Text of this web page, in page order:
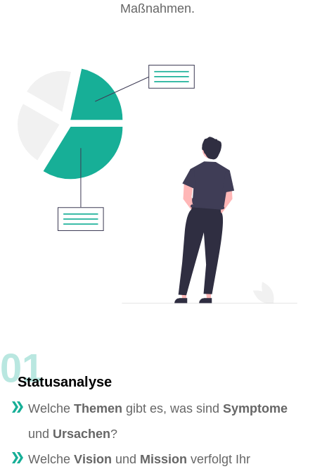
Maßnahmen.
01
Statusanalyse
Welche Themen gibt es, was sind Symptome
und Ursachen?
Welche Vision und Mission verfolgt Ihr